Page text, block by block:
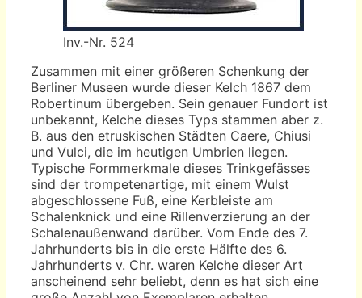
Inv.-Nr. 524
Zusammen mit einer größeren Schenkung der
Berliner Museen wurde dieser Kelch 1867 dem
Robertinum übergeben. Sein genauer Fundort ist
unbekannt, Kelche dieses Typs stammen aber z.
B. aus den etruskischen Städten Caere, Chiusi
und Vulci, die im heutigen Umbrien liegen.
Typische Formmerkmale dieses Trinkgefässes
sind der trompetenartige, mit einem Wulst
abgeschlossene Fuß, eine Kerbleiste am
Schalenknick und eine Rillenverzierung an der
Schalenaußenwand darüber. Vom Ende des 7.
Jahrhunderts bis in die erste Hälfte des 6.
Jahrhunderts v. Chr. waren Kelche dieser Art
anscheinend sehr beliebt, denn es hat sich eine